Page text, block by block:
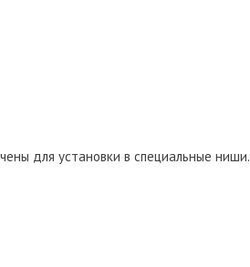
для установки в специальные ниши.